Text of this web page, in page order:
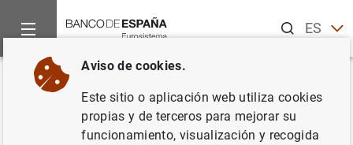
ESEN
Inicio Noticias y eventos
Volver
Publicación anual de la "Lista
Aviso de cookies.
Este sitio o aplicación web utiliza cookies
propias y de terceros para mejorar su
funcionamiento, visualización y recogida